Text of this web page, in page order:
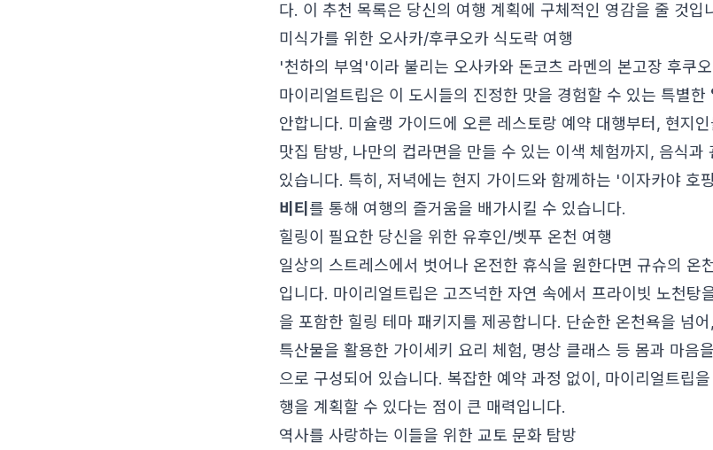
다. 이 추천 목록은 당신의 여행 계획에 구체적인 영감을 줄 것입
미식가를 위한 오사카/후쿠오카 식도락 여행
'천하의 부엌'이라 불리는 오사카와 돈코츠 라멘의 본고장 후쿠
마이리얼트립은 이 도시들의 진정한 맛을 경험할 수 있는 특별한
안합니다. 미슐랭 가이드에 오른 레스토랑 예약 대행부터, 현지
맛집 탐방, 나만의 컵라면을 만들 수 있는 이색 체험까지, 음식과
있습니다. 특히, 저녁에는 현지 가이드와 함께하는 '이자카야 호
비티 를 통해 여행의 즐거움을 배가시킬 수 있습니다.
힐링이 필요한 당신을 위한 유후인/벳푸 온천 여행
일상의 스트레스에서 벗어나 온전한 휴식을 원한다면 규슈의 온
입니다. 마이리얼트립은 고즈넉한 자연 속에서 프라이빗 노천탕
을 포함한 힐링 테마 패키지를 제공합니다. 단순한 온천욕을 넘
특산물을 활용한 가이세키 요리 체험, 명상 클래스 등 몸과 마음
으로 구성되어 있습니다. 복잡한 예약 과정 없이, 마이리얼트립
행을 계획할 수 있다는 점이 큰 매력입니다.
역사를 사랑하는 이들을 위한 교토 문화 탐방